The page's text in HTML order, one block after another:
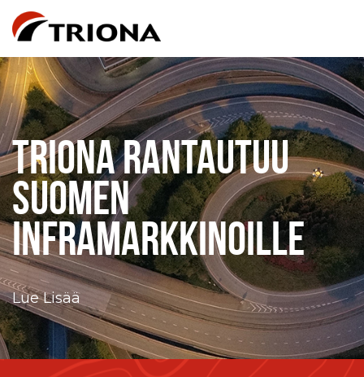
TRIONA RANTAUTUU
SUOMEN
INFRAMARKKINOILLE
Lue Lisää